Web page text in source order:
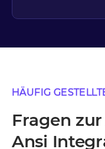
HÄUFIG
Fragen
Ansi